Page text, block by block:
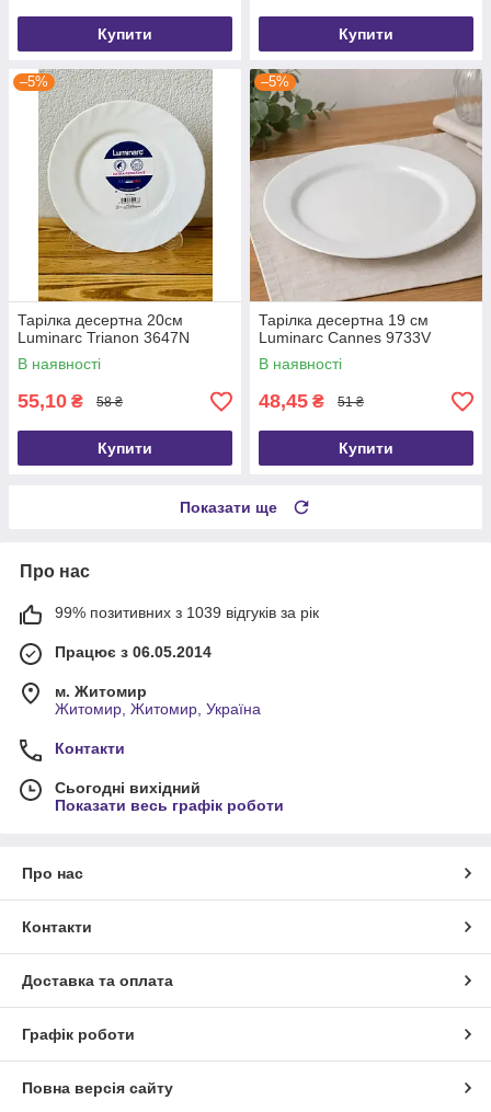
Купити Купити
–5%
Тарілка десертна 20см
Luminarc Trianon 3647N
В наявності
55,10 ₴ 58 ₴
Купити
–5%
Тарілка десертна 19 см
Luminarc Cannes 9733V
В наявності
48,45 ₴ 51 ₴
Купити
Показати ще
Про нас
99% позитивних з 1039 відгуків за рік
Працює з 06.05.2014
м. Житомир
Житомир, Житомир, Україна
Контакти
Сьогодні вихідний
Показати весь графік роботи
Про нас
Контакти
Доставка та оплата
Графік роботи
Повна версія сайту